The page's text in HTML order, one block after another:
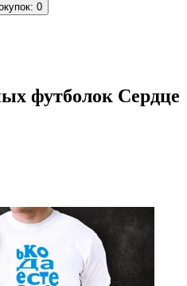
: 0
футболок Сердце